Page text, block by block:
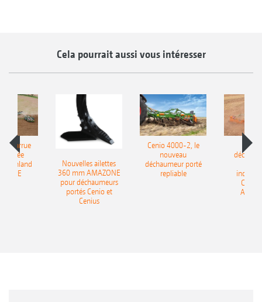
Cela pourrait aussi vous intéresser
charrue
portée
Onland
Nouvelles ailettes
360 mm AMAZONE
pour déchaumeurs
portés Cenio et
Cenius
Cenio 4000-2, le
nouveau
déchaumeur porté
repliable